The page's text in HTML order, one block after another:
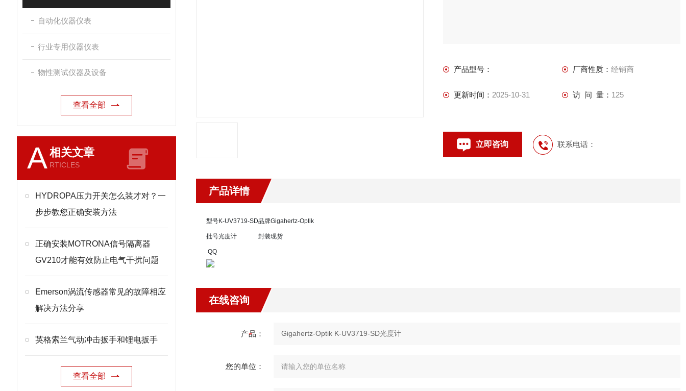
自动化仪器仪表
行业专用仪器仪表
物性测试仪器及设备
查看全部
A相关文章
RTICLES
HYDROPA压力开关怎么装才对？一
步步教您正确安装方法
正确安装MOTRONA信号隔离器
GV210才能有效防止电气干扰问题
Emerson涡流传感器常见的故障相应
解决方法分享
英格索兰气动冲击扳手和锂电扳手
查看全部
产品型号： 厂商性质： 经销商
更新时间： 2025-10-31 访 问 量： 125
立即咨询 联系电话：
产品详情
型号K-UV3719-SD品牌Gigahertz-Optik
批号光度计 封装现货
QQ
在线咨询
产品：
您的单位：